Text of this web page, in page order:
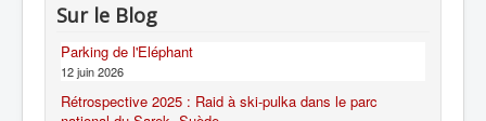
Sur le Blog
Parking de l'Eléphant
12 juin 2026
Rétrospective 2025 : Raid à ski-pulka dans le parc